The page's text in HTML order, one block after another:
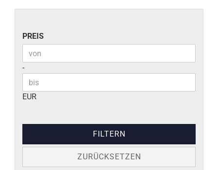
PREIS
PREIS
Preis bis
-
EUR
FILTERN
ZURÜCKSETZEN